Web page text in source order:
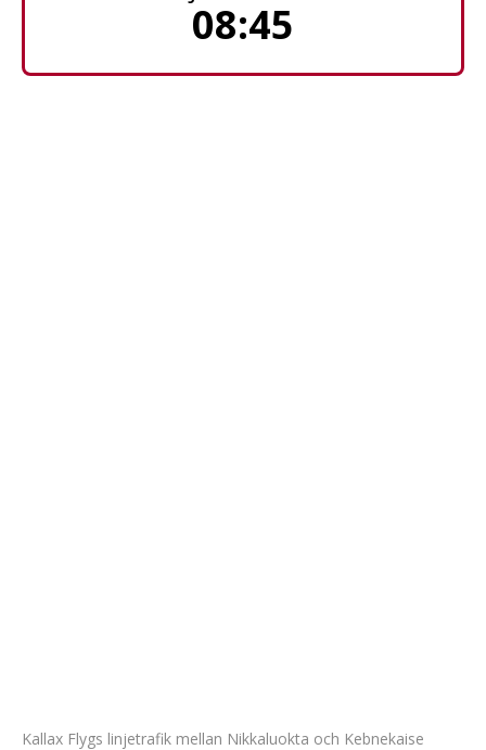
08:45
Kallax Flygs linjetrafik mellan Nikkaluokta och Kebnekaise